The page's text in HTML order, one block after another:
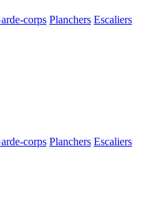
corps Planchers Escaliers
corps Planchers Escaliers